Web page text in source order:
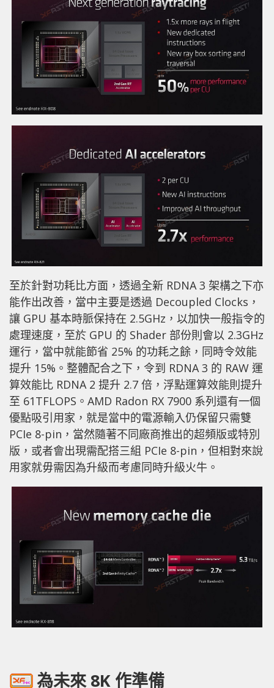
至於針對功耗比方面，透過全新 RDNA 3 架構之下亦
能作出改善，當中主要是透過 Decoupled Clocks，
讓 GPU 基本時脈保持在 2.5GHz，以加快一般指令的
處理速度，至於 GPU 的 Shader 部份則會以 2.3GHz
運行，當中就能節省 25% 的功耗之餘，同時令效能
提升 15%。整體配合之下，令到 RDNA 3 的 RAW 運
算效能比 RDNA 2 提升 2.7 倍，浮點運算效能則提升
至 61TFLOPS。AMD Radon RX 7900 系列還有一個
優點吸引用家，就是當中的電源輸入仍保留只需雙
PCIe 8-pin，當然隨著不同廠商推出的超頻版或特別
版，或者會出現需配搭三組 PCIe 8-pin，但相對來說
用家就毋需因為升級而考慮同時升級火牛。
為未來 8K 作準備